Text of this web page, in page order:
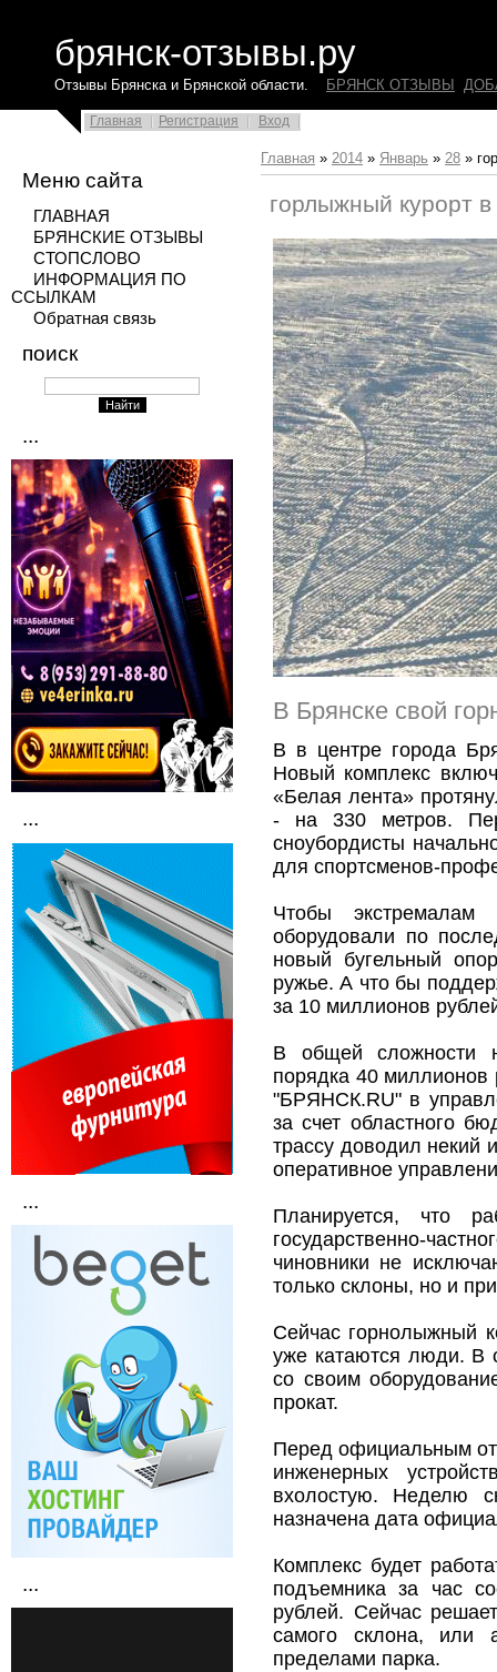
брянск-отзывы.ру
Отзывы Брянска и Брянской области. БРЯНСК ОТЗЫВЫ
Главная Регистрация Вход
Меню сайта
ГЛАВНАЯ
БРЯНСКИЕ ОТЗЫВЫ
СТОПСЛОВО
ИНФОРМАЦИЯ ПО
ССЫЛКАМ
Обратная связь
поиск
...
...
...
...
Главная » 2014 » Январь » 28 »
горлыжный курорт
В Брянске свой
В в центре города
Новый комплекс
«Белая лента»
- на 330 метров.
сноубордисты
для спортсменов-
Чтобы
оборудовали по
новый бугельный
ружье. А что бы
за 10 миллионов
В общей сложности
порядка 40 миллионов
"БРЯНСК.RU" в
за счет областного
трассу доводил некий
оперативное
Планируется, что
государственно-
чиновники не
только склоны, но и
Cейчас горнолыжный
уже катаются люди. В
со своим
прокат.
Перед официальным
инженерных
вхолостую. Неделю
назначена дата
Комплекс будет
подъемника за час
рублей. Сейчас
самого склона, или
пределами парка.